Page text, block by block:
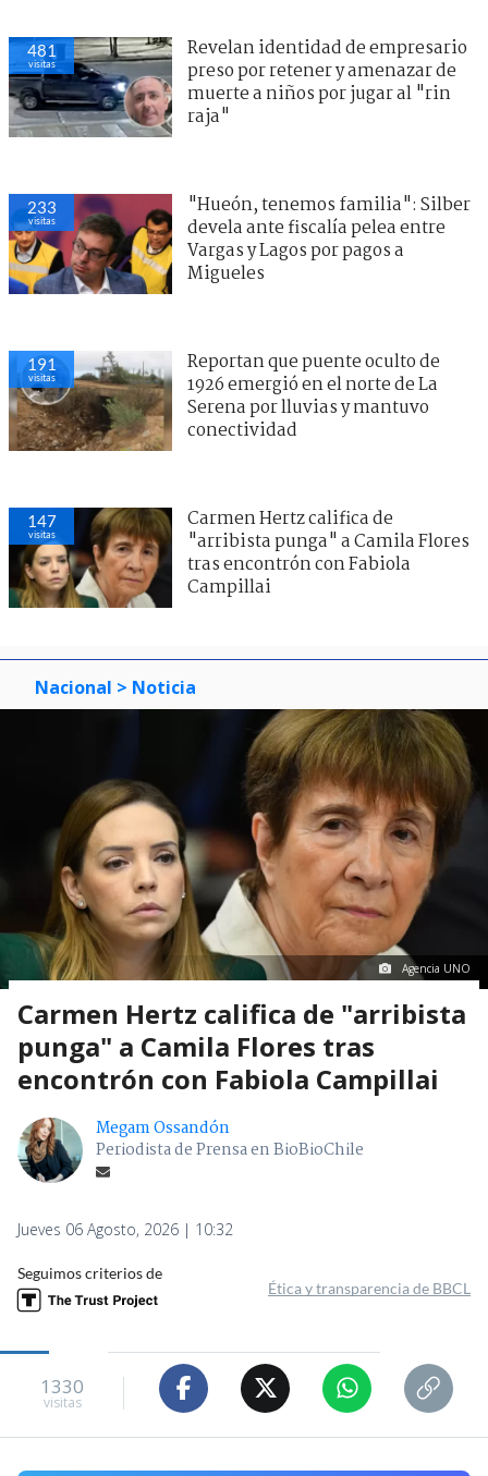
481
visitas
Revelan identidad de empresario
preso por retener y amenazar de
muerte a niños por jugar al "rin
raja"
233
visitas
"Hueón, tenemos familia": Silber
devela ante fiscalía pelea entre
Vargas y Lagos por pagos a
Migueles
191
visitas
Reportan que puente oculto de
1926 emergió en el norte de La
Serena por lluvias y mantuvo
conectividad
147
visitas
Carmen Hertz califica de
"arribista punga" a Camila Flores
tras encontrón con Fabiola
Campillai
Nacional > Noticia
Agencia UNO
Carmen Hertz califica de "arribista
punga" a Camila Flores tras
encontrón con Fabiola Campillai
Megam Ossandón
Periodista de Prensa en BioBioChile
Jueves 06 Agosto, 2026 | 10:32
Seguimos criterios de
Ética y transparencia de BBCL
1330
visitas